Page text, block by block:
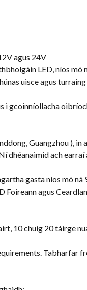
agus 24V
LED, níos mó
uisce agus
i gcoinníollacha
Guangzhou ), in
dhéanaimid ach
gasta níos mó
Foireann agus
10 chuig 20 táirge
. Tabharfar